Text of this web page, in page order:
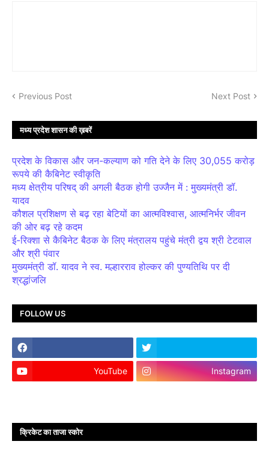
Previous Post Next Post
मध्य प्रदेश शासन की ख़बरें
प्रदेश के विकास और जन-कल्याण को गति देने के लिए 30,055 करोड़
रूपये की कैबिनेट स्वीकृति
मध्य क्षेत्रीय परिषद् की अगली बैठक होगी उज्जैन में : मुख्यमंत्री डॉ.
यादव
कौशल प्रशिक्षण से बढ़ रहा बेटियों का आत्मविश्वास, आत्मनिर्भर जीवन
की ओर बढ़ रहे कदम
ई-रिक्शा से कैबिनेट बैठक के लिए मंत्रालय पहुंचे मंत्री द्वय श्री टेटवाल
और श्री पंवार
मुख्यमंत्री डॉ. यादव ने स्व. मल्हारराव होल्कर की पुण्यतिथि पर दी
श्रद्धांजलि
FOLLOW US
YouTube Instagram
क्रिकेट का ताजा स्कोर